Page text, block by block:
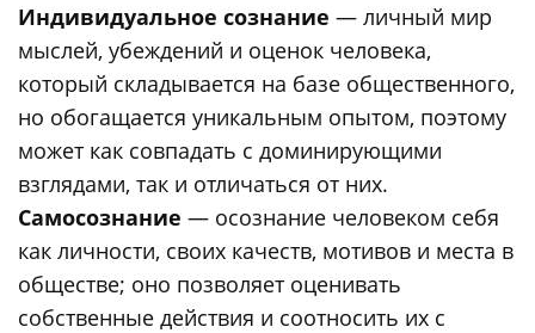
Индивидуальное сознание — личный мир
мыслей, убеждений и оценок человека,
который складывается на базе общественного,
но обогащается уникальным опытом, поэтому
может как совпадать с доминирующими
взглядами, так и отличаться от них.
Самосознание — осознание человеком себя
как личности, своих качеств, мотивов и места в
обществе; оно позволяет оценивать
собственные действия и соотносить их с